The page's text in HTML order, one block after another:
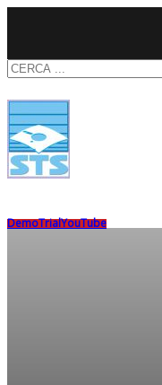
DemoTrialYouTube